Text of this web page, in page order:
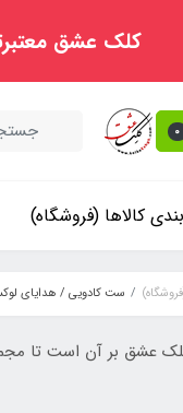
کلک عشق
0
کالاها (فروشگاه)
ست کادویی / هدایای
بر آن است تا